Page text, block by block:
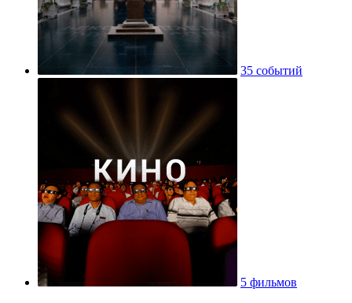
35 событий
5 фильмов